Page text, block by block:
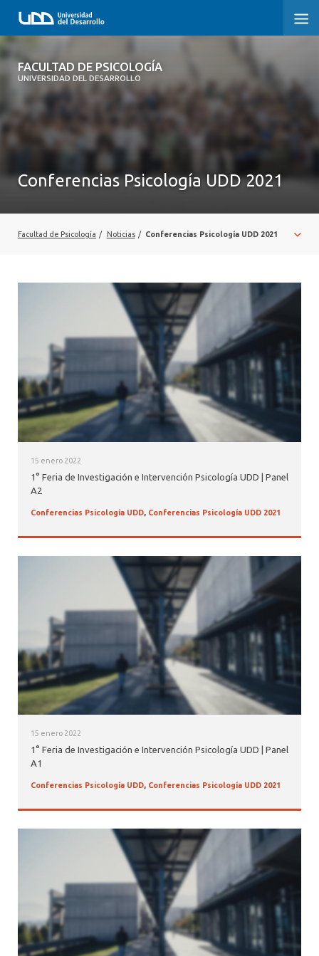
FACULTAD DE PSICOLOGÍA
UNIVERSIDAD DEL DESARROLLO
FACULTAD DE PSICOLOGÍA
VINCULACIÓN CON EL MEDIO
SERVICIO DE PSICOLOGÍA INTEGRAL
Conferencias Psicología UDD 2021
Facultad de Psicología / Noticias / Conferencias Psicología UDD 2021
15 enero 2022
1° Feria de Investigación e Intervención Psicología UDD | Panel
A2
Conferencias Psicología UDD, Conferencias Psicología UDD 2021
15 enero 2022
1° Feria de Investigación e Intervención Psicología UDD | Panel
A1
Conferencias Psicología UDD, Conferencias Psicología UDD 2021